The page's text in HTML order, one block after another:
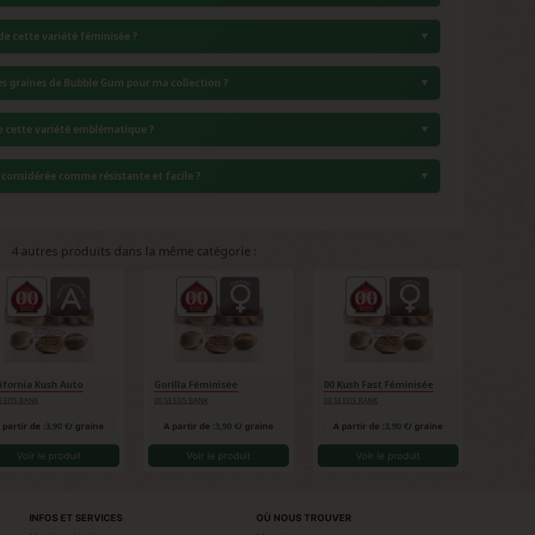
mentholées. Cette signature olfactive, héritée de la génétique originale des années 90, est portée
cette variété féminisée ?
une variété appréciée pour sa prévisibilité. En extérieur, la récolte s'effectue généralement début
graines de Bubble Gum pour ma collection ?
un taux d'humidité inférieur à 9% est idéale. Utilisez des contenants hermétiques avec des sachets
cette variété emblématique ?
Indica conserve l'intégralité du patrimoine génétique original qui a fait la renommée de cette
comme résistante et facile ?
sa tolérance aux stress environnementaux, en fait une variété particulièrement appréciée des
expérimentés.
4 autres produits dans la même catégorie :
Kush Auto
BANK
partir de :3,90 €/ graine
Voir le produit
Gorilla Féminisée
00 SEEDS BANK
A partir de :3,90 €/ graine
Voir le produit
00 Kush Fast Féminisée
00 SEEDS BANK
A partir de :3,90 €/ graine
Voir le produit
INFOS ET SERVICES
OÙ NOUS TROUVER